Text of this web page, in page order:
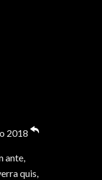
2018
ante,
quis,